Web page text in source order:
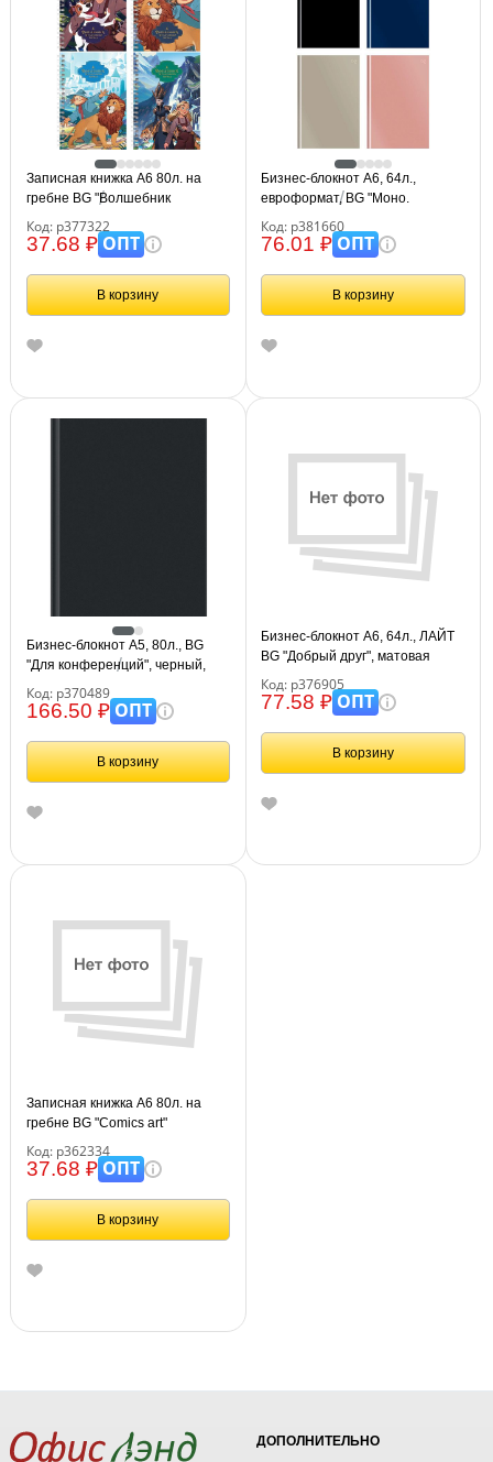
Записная книжка А6 80л. на
гребне BG "Волшебник
Код: р377322
37.68 ₽ОПТ
В корзину
Бизнес-блокнот А6, 64л.,
евроформат, BG "Моно.
ламинация
Код: р381660
76.01 ₽ОПТ
В корзину
Бизнес-блокнот А5, 80л., BG
"Для конференций", черный,
Код: р370489
166.50 ₽ОПТ
В корзину
Бизнес-блокнот А6, 64л., ЛАЙТ
BG "Добрый друг", матовая
Код: р376905
77.58 ₽ОПТ
В корзину
Записная книжка А6 80л. на
гребне BG "Comics art"
Код: р362334
37.68 ₽ОПТ
В корзину
ДОПОЛНИТЕЛЬНО